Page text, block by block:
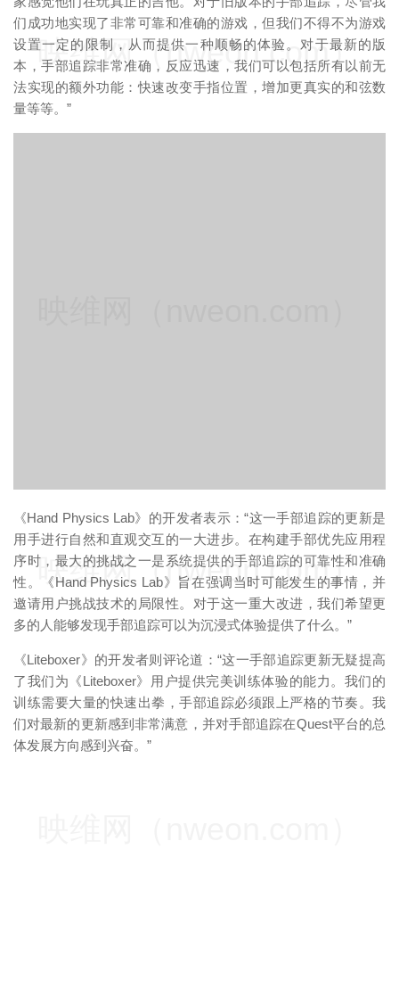
们成功地实现了非常可靠和准确的游戏，但我们不得不为游戏
设置一定的限制，从而提供一种顺畅的体验。对于最新的版
本，手部追踪非常准确，反应迅速，我们可以包括所有以前无
法实现的额外功能：快速改变手指位置，增加更真实的和弦数
量等等。”
《Hand Physics Lab》的开发者表示：“这一手部追踪的更新是
用手进行自然和直观交互的一大进步。在构建手部优先应用程
序时，最大的挑战之一是系统提供的手部追踪的可靠性和准确
性。《Hand Physics Lab》旨在强调当时可能发生的事情，并
邀请用户挑战技术的局限性。对于这一重大改进，我们希望更
多的人能够发现手部追踪可以为沉浸式体验提供了什么。”
《Liteboxer》的开发者则评论道：“这一手部追踪更新无疑提高
了我们为《Liteboxer》用户提供完美训练体验的能力。我们的
训练需要大量的快速出拳，手部追踪必须跟上严格的节奏。我
们对最新的更新感到非常满意，并对手部追踪在Quest平台的总
体发展方向感到兴奋。”
映维网（nweon.com）
映维网（nweon.com）